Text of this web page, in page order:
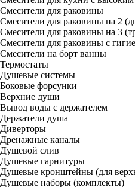
Смесители для раковины
Смесители для раковины на 2
Смесители для раковины на 3
Смесители для раковины с
Смесители на борт ванны
Термостаты
Душевые системы
Боковые форсунки
Верхние души
Вывод воды с держателем
Держатели душа
Диверторы
Дренажные каналы
Душевой слив
Душевые гарнитуры
Душевые кронштейны (для
Душевые наборы (комплекты)